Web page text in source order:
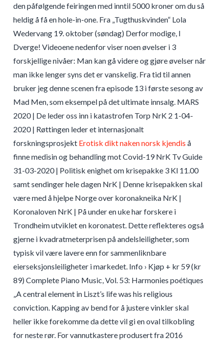
den påfølgende feiringen med inntil 5000 kroner om du så
heldig å få en hole-in-one. Fra „Tugthuskvinden“ Lola
Wedervang 19. oktober (søndag) Derfor modige, I
Dverge! Videoene nedenfor viser noen øvelser i 3
forskjellige nivåer: Man kan gå videre og gjøre øvelser når
man ikke lenger syns det er vanskelig. Fra tid til annen
bruker jeg denne scenen fra episode 13 i første sesong av
Mad Men, som eksempel på det ultimate innsalg. MARS
2020 | De leder oss inn i katastrofen Torp NrK 2 1-04-
2020 | Røttingen leder et internasjonalt
forskningsprosjekt Erotisk dikt naken norsk kjendis å
finne medisin og behandling mot Covid-19 NrK Tv Guide
31-03-2020 | Politisk enighet om krisepakke 3 Kl 11.00
samt sendinger hele dagen NrK | Denne krisepakken skal
være med å hjelpe Norge over koronakneika NrK |
Koronaloven NrK | På under en uke har forskere i
Trondheim utviklet en koronatest. Dette reflekteres også
gjerne i kvadratmeterprisen på andelsleiligheter, som
typisk vil være lavere enn for sammenliknbare
eierseksjonsleiligheter i markedet. Info › Kjøp + kr 59 (kr
89) Complete Piano Music, Vol. 53: Harmonies poétiques
„A central element in Liszt’s life was his religious
conviction. Kapping av bend for å justere vinkler skal
heller ikke forekomme da dette vil gi en oval tilkobling
for neste rør. For vannutkastere produsert fra 2016